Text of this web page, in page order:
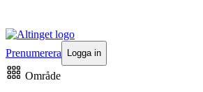
Prenumerera Logga in
Område